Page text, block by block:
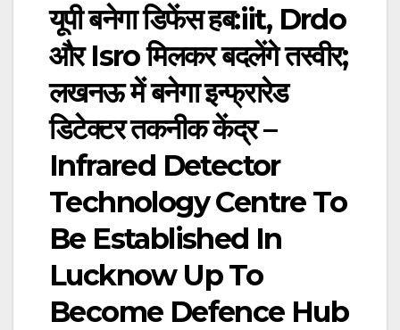
यूपी बनेगा डिफेंस हब:iit, Drdo
और Isro मिलकर बदलेंगे तस्वीर;
लखनऊ में बनेगा इन्फ्रारेड
डिटेक्टर तकनीक केंद्र –
Infrared Detector
Technology Centre To
Be Established In
Lucknow Up To
Become Defence Hub